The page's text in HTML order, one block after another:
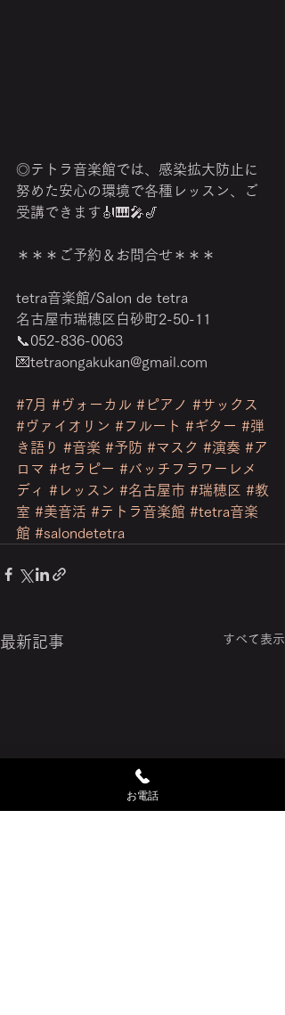
◎テトラ音楽館では、感染拡大防止に
努めた安心の環境で各種レッスン、ご
受講できます🎻🎹🎤🎷
＊＊＊ご予約＆お問合せ＊＊＊
tetra音楽館/Salon de tetra
名古屋市瑞穂区白砂町2-50-11
📞052-836-0063
💌tetraongakukan@gmail.com
#7月 #ヴォーカル #ピアノ #サックス
#ヴァイオリン #フルート #ギター #弾
き語り #音楽 #予防 #マスク #演奏 #ア
ロマ #セラピー #バッチフラワーレメ
ディ #レッスン #名古屋市 #瑞穂区 #教
室 #美音活 #テトラ音楽館 #tetra音楽
館 #salondetetra
最新記事 すべて表示
お電話